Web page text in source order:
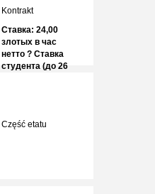
Kontrakt
Ставка: 24,00
злотых в час
нетто ? Ставка
студента (до 26
Część etatu